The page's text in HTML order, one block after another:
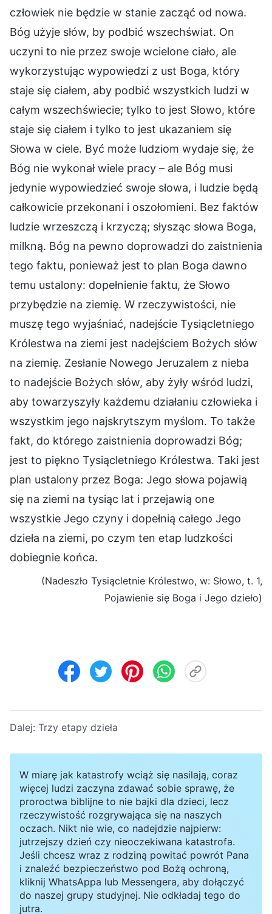
człowiek nie będzie w stanie zacząć od nowa.
Bóg użyje słów, by podbić wszechświat. On
uczyni to nie przez swoje wcielone ciało, ale
wykorzystując wypowiedzi z ust Boga, który
staje się ciałem, aby podbić wszystkich ludzi w
całym wszechświecie; tylko to jest Słowo, które
staje się ciałem i tylko to jest ukazaniem się
Słowa w ciele. Być może ludziom wydaje się, że
Bóg nie wykonał wiele pracy – ale Bóg musi
jedynie wypowiedzieć swoje słowa, i ludzie będą
całkowicie przekonani i oszołomieni. Bez faktów
ludzie wrzeszczą i krzyczą; słysząc słowa Boga,
milkną. Bóg na pewno doprowadzi do zaistnienia
tego faktu, ponieważ jest to plan Boga dawno
temu ustalony: dopełnienie faktu, że Słowo
przybędzie na ziemię. W rzeczywistości, nie
muszę tego wyjaśniać, nadejście Tysiącletniego
Królestwa na ziemi jest nadejściem Bożych słów
na ziemię. Zesłanie Nowego Jeruzalem z nieba
to nadejście Bożych słów, aby żyły wśród ludzi,
aby towarzyszyły każdemu działaniu człowieka i
wszystkim jego najskrytszym myślom. To także
fakt, do którego zaistnienia doprowadzi Bóg;
jest to piękno Tysiącletniego Królestwa. Taki jest
plan ustalony przez Boga: Jego słowa pojawią
się na ziemi na tysiąc lat i przejawią one
wszystkie Jego czyny i dopełnią całego Jego
dzieła na ziemi, po czym ten etap ludzkości
dobiegnie końca.
(Nadeszło Tysiącletnie Królestwo, w: Słowo, t. 1,
Pojawienie się Boga i Jego dzieło)
Dalej: Trzy etapy dzieła
W miarę jak katastrofy wciąż się nasilają, coraz
więcej ludzi zaczyna zdawać sobie sprawę, że
proroctwa biblijne to nie bajki dla dzieci, lecz
rzeczywistość rozgrywająca się na naszych
oczach. Nikt nie wie, co nadejdzie najpierw:
jutrzejszy dzień czy nieoczekiwana katastrofa.
Jeśli chcesz wraz z rodziną powitać powrót Pana
i znaleźć bezpieczeństwo pod Bożą ochroną,
kliknij WhatsAppa lub Messengera, aby dołączyć
do naszej grupy studyjnej. Nie odkładaj tego do
jutra.